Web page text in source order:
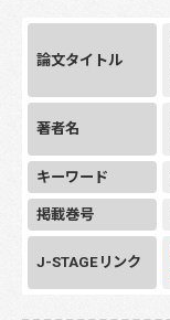
論文タイトル
著者名
キーワード
掲載巻号
J-STAGEリンク